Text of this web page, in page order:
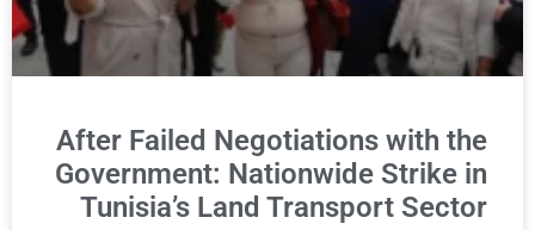
After Failed Negotiations with the
Government: Nationwide Strike in
Tunisia’s Land Transport Sector